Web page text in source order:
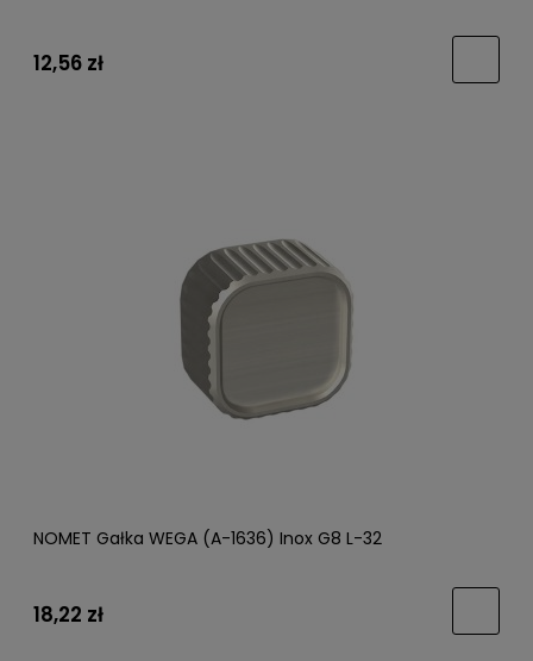
12,56 zł
NOMET Gałka WEGA (A-1636) Inox G8 L-32
18,22 zł